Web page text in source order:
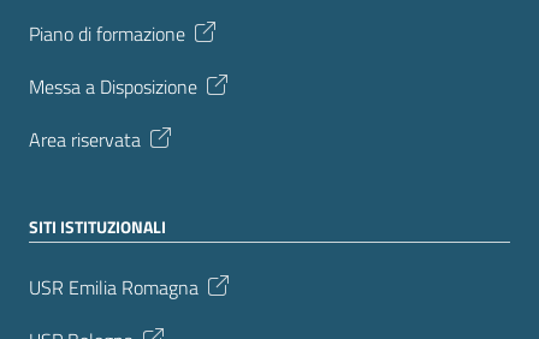
Piano di formazione
Messa a Disposizione
Area riservata
SITI ISTITUZIONALI
USR Emilia Romagna